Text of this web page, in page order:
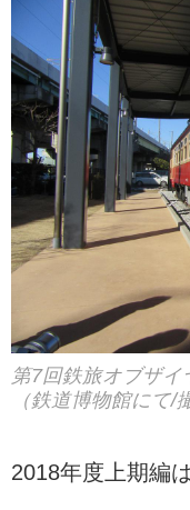
第7回鉄旅オブザ
（鉄道博物館にて/
2018年度上期編